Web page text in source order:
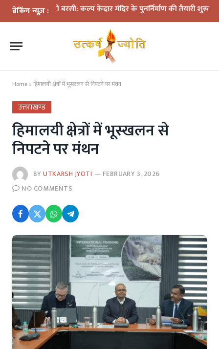
ब्रेकिंग न्यूज़ :
पहली बरसी: कल्प केदार मंदिर के पुनर्निर्माण की तैयारी शुरू, प्रभावितों के
Home » हिमालयी क्षेत्रों में भूस्खलन से निपटने पर मंथन
उत्तराखण्ड
हिमालयी क्षेत्रों में भूस्खलन से
निपटने पर मंथन
BYUTKARSH JYOTI
FEBRUARY 3, 2026
NO COMMENTS